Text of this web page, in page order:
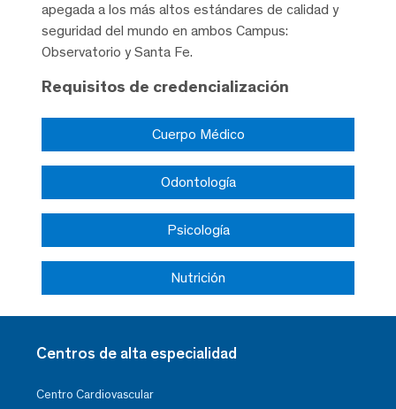
apegada a los más altos estándares de calidad y
seguridad del mundo en ambos Campus:
Observatorio y Santa Fe.
Requisitos de credencialización
Cuerpo Médico
Odontología
Psicología
Nutrición
Centros de alta especialidad
Centro Cardiovascular